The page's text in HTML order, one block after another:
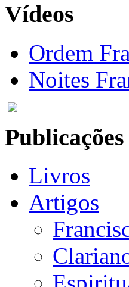
Vídeos
Ordem
Noites
Publicações
Livros
Artigos